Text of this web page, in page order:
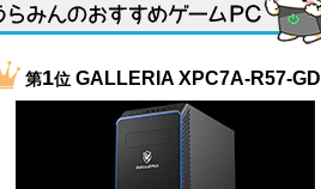
第1位GALLERIA XPC7A-R57-GD